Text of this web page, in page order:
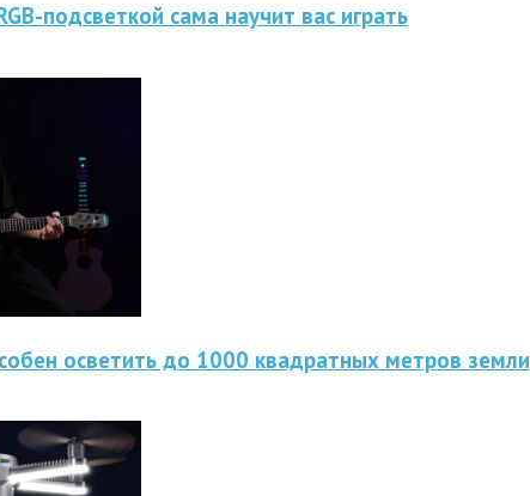
подсветкой сама научит вас играть
осветить до 1000 квадратных метров земли